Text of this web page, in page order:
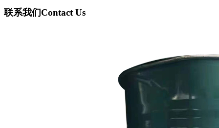
联系我们Contact Us